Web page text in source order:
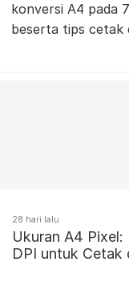
konversi A4 pada
beserta tips cetak
28 hari lalu
Ukuran A4 Pixel:
DPI untuk Cetak